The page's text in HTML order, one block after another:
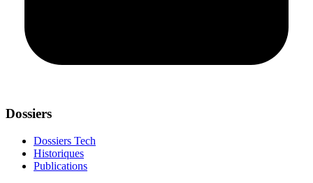
Dossiers
Dossiers Tech
Historiques
Publications